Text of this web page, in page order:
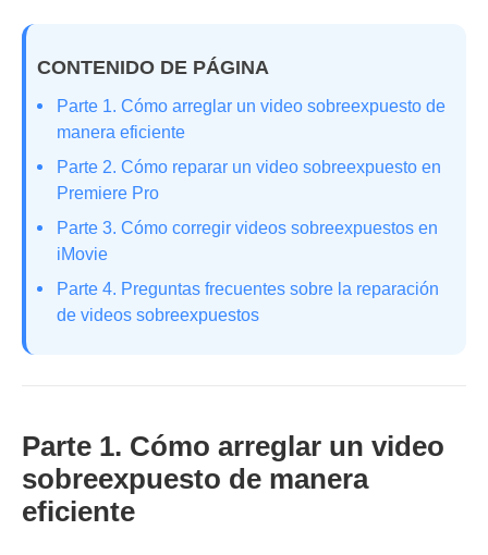
CONTENIDO DE PÁGINA
Parte 1. Cómo arreglar un video sobreexpuesto de
manera eficiente
Parte 2. Cómo reparar un video sobreexpuesto en
Premiere Pro
Parte 3. Cómo corregir videos sobreexpuestos en
iMovie
Parte 4. Preguntas frecuentes sobre la reparación
de videos sobreexpuestos
Parte 1. Cómo arreglar un video
sobreexpuesto de manera
eficiente